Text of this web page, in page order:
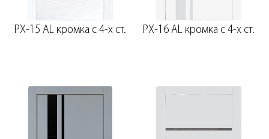
PX-15 AL кромка с 4-х ст. PX-16 AL кромка с 4-х ст.